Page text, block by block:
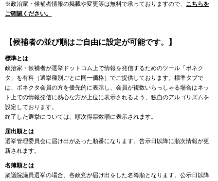
※政治家・候補者情報の掲載や変更等は無料で承っておりますので、 こちらを
ご確認ください。
【候補者の並び順はご自由に設定が可能です。】
標準とは
政治家・候補者が選挙ドットコム上で情報を発信するためのツール「ボネク
タ」を有料（選挙種別ごとに同一価格）でご提供しております。標準タブで
は、ボネクタ会員の方を優先的に表示し、会員が複数いらっしゃる場合はネッ
ト上での情報発信に熱心な方が上位に表示されるよう、独自のアルゴリズムを
設定しております。
終了した選挙については、順次得票数順に表示されます。
届出順とは
選挙管理委員会に届け出があった順番になります。告示日以降に順次情報が更
新されます。
名簿順とは
衆議院議員選挙の場合、各政党が届け出をした名簿順となります。公示日以降